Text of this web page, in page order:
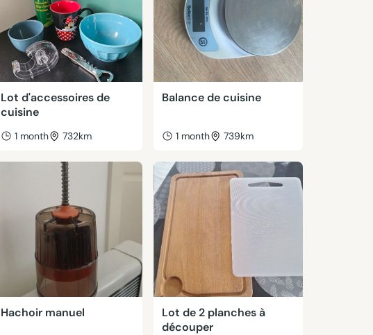
Lot d'accessoires de
cuisine
1 month 732km
Balance de cuisine
1 month 739km
Hachoir manuel
Lot de 2 planches à
découper